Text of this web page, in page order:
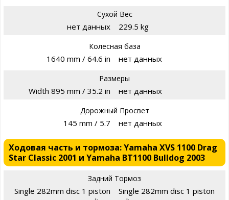
Сухой Вес
нет данных 229.5 kg
Колесная база
1640 mm / 64.6 in нет данных
Размеры
Width 895 mm / 35.2 in нет данных
Дорожный Просвет
145 mm / 5.7 нет данных
Ходовая часть и тормоза: Yamaha XVS 1100 Drag
Star Classic 2001 и Yamaha BT1100 Bulldog 2003
Задний Тормоз
Single 282mm disc 1 piston
Single 282mm disc 1 piston